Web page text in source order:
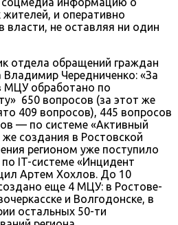
и оперативно
власти, не оставляя ни один
отдела обращений граждан
Чередниченко: «За
МЦУ обработано по
650 вопросов (за этот же
409 вопросов), 445 вопросов
— по системе «Активный
создания в Ростовской
регионом уже поступило
IT-системе «Инцидент
Артем Хохлов. До 10
еще 4 МЦУ: в Ростове-
и Волгодонске, в
остальных 50-ти